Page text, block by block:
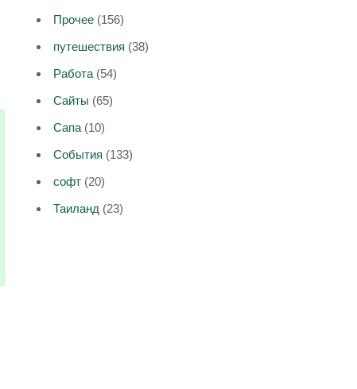
Прочее(156)
путешествия (38)
Работа(54)
Сайты (65)
Сапа(10)
События (133)
софт(20)
Таиланд (23)